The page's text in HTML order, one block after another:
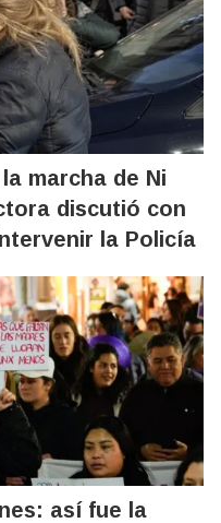
marcha de Ni
discutió con
la Policía
así fue la